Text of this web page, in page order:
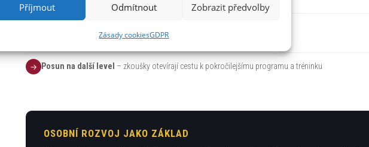
Příjmout Odmítnout Zobrazit předvolby
Zásady cookiesGDPR
→ Posun na další level – zkoušky otevírají cestu k pokročilejšímu programu a tréninku
OSOBNÍ ROZVOJ JAKO ZÁKLAD